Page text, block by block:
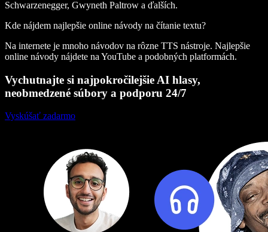
Schwarzenegger, Gwyneth Paltrow a ďalších.
Kde nájdem najlepšie online návody na čítanie textu?
Na internete je mnoho návodov na rôzne TTS nástroje. Najlepšie
online návody nájdete na YouTube a podobných platformách.
Vychutnajte si najpokročilejšie AI hlasy,
neobmedzené súbory a podporu 24/7
Vyskúšať zadarmo